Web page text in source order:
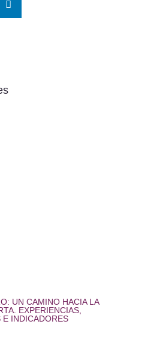
UN CAMINO HACIA LA
EXPERIENCIAS,
E INDICADORES